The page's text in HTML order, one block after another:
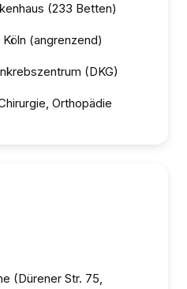
(233 Betten)
(angrenzend)
(DKG)
Orthopädie
(Dürener Str. 75,